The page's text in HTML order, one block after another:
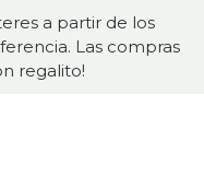
a partir de los
Las compras
regalito!